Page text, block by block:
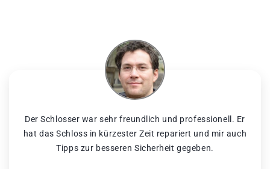
Der Schlosser war sehr freundlich und professionell. Er
hat das Schloss in kürzester Zeit repariert und mir auch
Tipps zur besseren Sicherheit gegeben.